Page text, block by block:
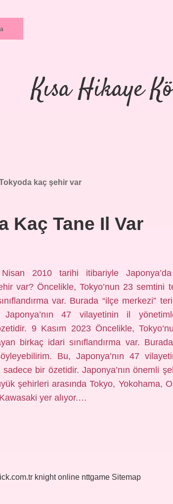
Kısa Hikaye
kaç şehir var
Kaç Tane Il Var
2010 tarihi itibariyle
var? Öncelikle, Tokyo’nun 23 semtini
var. Burada “ilçe merkezi”
Japonya’nın 47 vilayetinin il
9 Kasım 2023 Öncelikle,
birkaç idari sınıflandırma var.
Bu, Japonya’nın 47
bir özetidir. Japonya’nın önemli
şehirleri arasında Tokyo, Yokohama,
yer alıyor.…
knight online nttgame Sitemap